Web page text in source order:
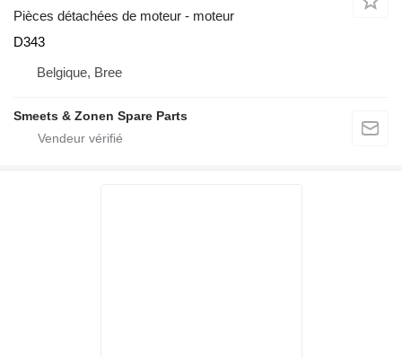
Pièces détachées de moteur - moteur
D343
Belgique, Bree
Smeets & Zonen Spare Parts